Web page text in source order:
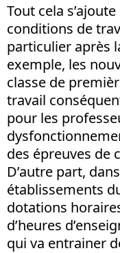
Tout cela
conditions de
particulier après
exemple, les
classe de
travail
pour les
des épreuves de
D’autre part,
établissements
dotations
d’heures
qui va entrainer